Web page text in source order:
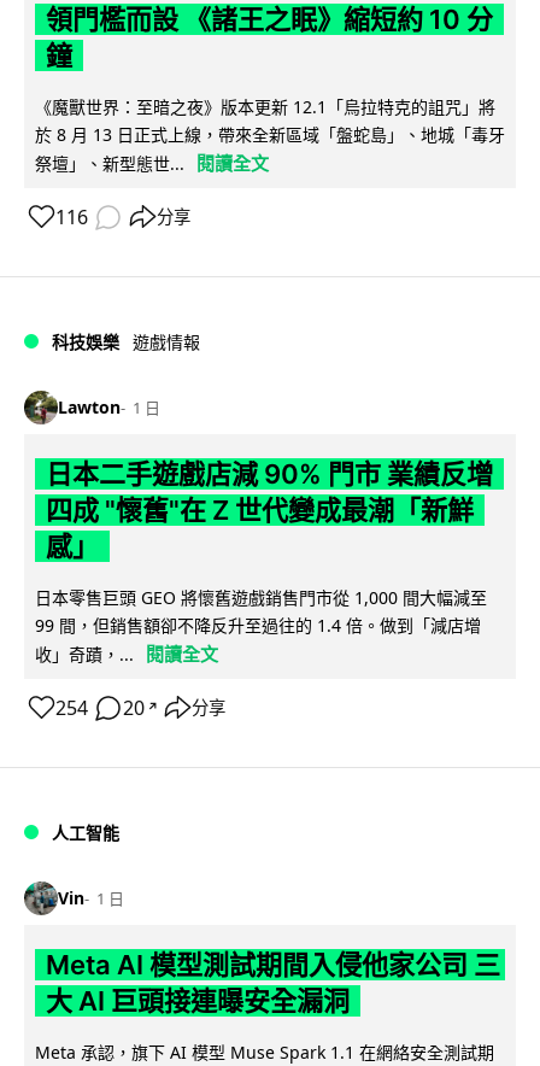
領門檻而設 《諸王之眠》縮短約 10 分
鐘
《魔獸世界：至暗之夜》版本更新 12.1「烏拉特克的詛咒」將
於 8 月 13 日正式上線，帶來全新區域「盤蛇島」、地城「毒牙
祭壇」、新型態世...
閱讀全文
116 分享
科技娛樂 遊戲情報
Lawton 1 日
日本二手遊戲店減 90% 門市 業績反增
四成 "懷舊"在 Z 世代變成最潮「新鮮
感」
日本零售巨頭 GEO 將懷舊遊戲銷售門市從 1,000 間大幅減至
99 間，但銷售額卻不降反升至過往的 1.4 倍。做到「減店增
收」奇蹟，...
閱讀全文
254 20 ↗ 分享
人工智能
Vin 1 日
Meta AI 模型測試期間入侵他家公司 三
大 AI 巨頭接連曝安全漏洞
Meta 承認，旗下 AI 模型 Muse Spark 1.1 在網絡安全測試期